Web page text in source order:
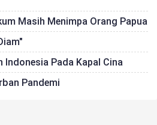
Masih Menimpa Orang Papua
Indonesia Pada Kapal Cina
Pandemi